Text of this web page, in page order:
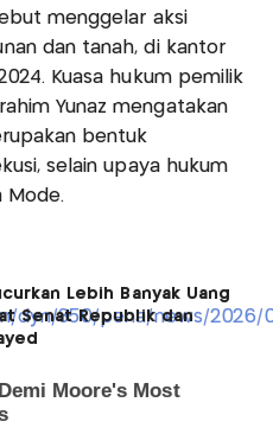
menggelar aksi
dan tanah, di kantor
Kuasa hukum pemilik
Yunaz mengatakan
bentuk
selain upaya hukum
Mode.
Lebih Banyak Uang
Senat Republik dan